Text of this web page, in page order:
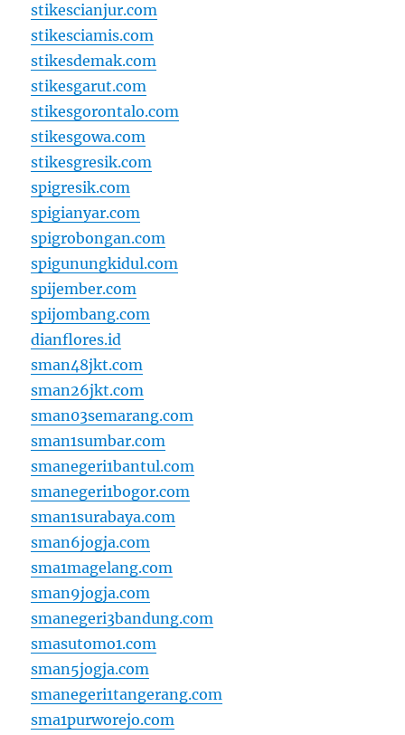
stikescianjur.com
stikesciamis.com
stikesdemak.com
stikesgarut.com
stikesgorontalo.com
stikesgowa.com
stikesgresik.com
spigresik.com
spigianyar.com
spigrobongan.com
spigunungkidul.com
spijember.com
spijombang.com
dianflores.id
sman48jkt.com
sman26jkt.com
sman03semarang.com
sman1sumbar.com
smanegeri1bantul.com
smanegeri1bogor.com
sman1surabaya.com
sman6jogja.com
sma1magelang.com
sman9jogja.com
smanegeri3bandung.com
smasutomo1.com
sman5jogja.com
smanegeri1tangerang.com
sma1purworejo.com